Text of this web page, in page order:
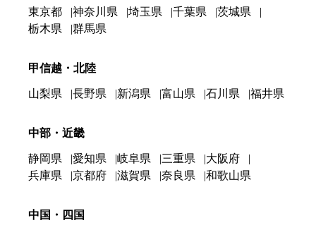
東京都 神奈川県 埼玉県 千葉県
茨城県
栃木県
群馬県
甲信越・北陸
山梨県 長野県 新潟県 富山県 石川県 福井県
中部・近畿
静岡県 愛知県 岐阜県 三重県
大阪府
兵庫県
京都府 滋賀県 奈良県 和歌山県
中国・四国